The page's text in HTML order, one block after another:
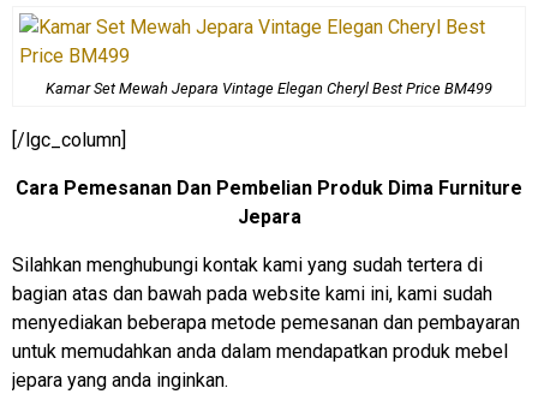
Kamar Set Mewah Jepara Vintage Elegan Cheryl Best Price BM499
[/lgc_column]
Cara Pemesanan Dan Pembelian Produk Dima Furniture
Jepara
Silahkan menghubungi kontak kami yang sudah tertera di
bagian atas dan bawah pada website kami ini, kami sudah
menyediakan beberapa metode pemesanan dan pembayaran
untuk memudahkan anda dalam mendapatkan produk mebel
jepara yang anda inginkan.